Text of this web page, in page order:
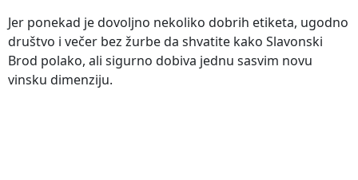
Jer ponekad je dovoljno nekoliko dobrih etiketa, ugodno
društvo i večer bez žurbe da shvatite kako Slavonski
Brod polako, ali sigurno dobiva jednu sasvim novu
vinsku dimenziju.